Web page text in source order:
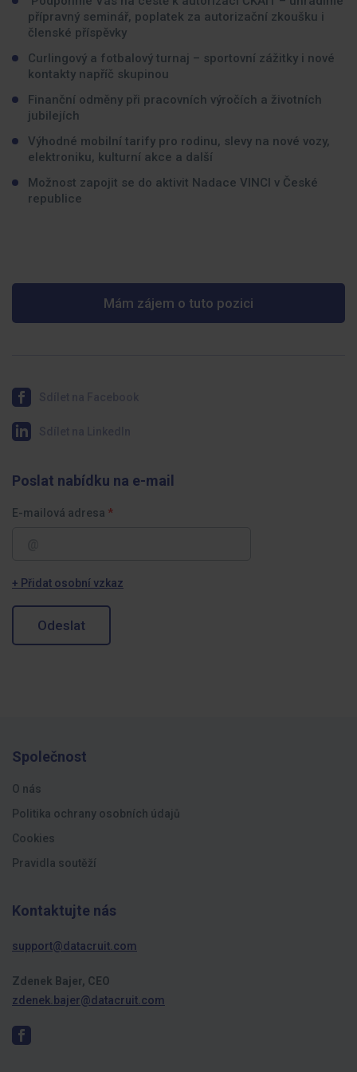
přípravný seminář, poplatek za autorizační zkoušku i
členské příspěvky
Curlingový a fotbalový turnaj – sportovní zážitky i nové
kontakty napříč skupinou
Finanční odměny při pracovních výročích a životních
jubilejích
Výhodné mobilní tarify pro rodinu, slevy na nové vozy,
elektroniku, kulturní akce a další
Možnost zapojit se do aktivit Nadace VINCI v České
republice
Mám zájem o tuto pozici
Poslat nabídku na e-mail
E-mailová adresa
+ Přidat osobní vzkaz
Odeslat
Společnost
O nás
Politika ochrany osobních údajů
Cookies
Pravidla soutěží
Kontaktujte nás
support@datacruit.com
Zdenek Bajer, CEO
zdenek.bajer@datacruit.com